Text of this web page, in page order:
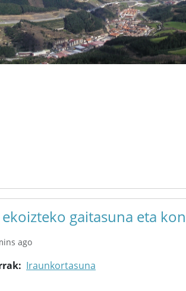
ekoizteko gaitasuna eta
ago
Iraunkortasuna